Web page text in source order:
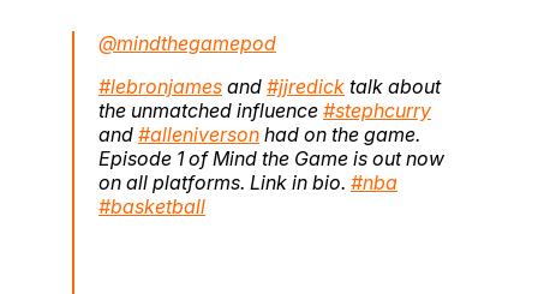
@mindthegamepod
#lebronjames and #jjredick talk about
the unmatched influence #stephcurry
and #alleniverson had on the game.
Episode 1 of Mind the Game is out now
on all platforms. Link in bio. #nba
#basketball